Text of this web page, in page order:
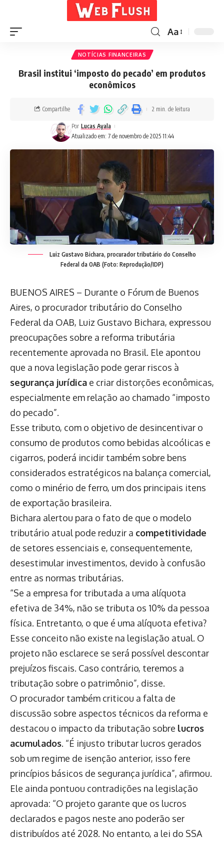
Aa
NOTÍCIAS FINANCEIRAS
Brasil institui ‘imposto do pecado’ em produtos
econômicos
Atualizado em: 7 de novembro de 2025 11:44
Por Lucas Ayala
Compartilhe 2 min. de leitura
Luiz Gustavo Bichara, procurador tributário do Conselho
Federal da OAB (Foto: Reprodução/IDP)
BUENOS AIRES – Durante o Fórum de Buenos
Aires, o procurador tributário do Conselho
Federal da OAB, Luiz Gustavo Bichara, expressou
preocupações sobre a reforma tributária
recentemente aprovada no Brasil. Ele apontou
que a nova legislação pode gerar riscos à
segurança jurídica e criar distorções econômicas,
especialmente em relação ao chamado “imposto
do pecado”.
Esse tributo, com o objetivo de desincentivar o
consumo de produtos como bebidas alcoólicas e
cigarros, poderá incidir também sobre bens
considerados estratégicos na balança comercial,
como o minério de ferro, um dos principais itens
de exportação brasileira.
Bichara alertou para o fato de que o modelo
tributário atual pode reduzir a competitividade
de setores essenciais e, consequentemente,
desestimular investimentos, devido à confusão
entre as normas tributárias.
“Se a empresa for tributada a uma alíquota
efetiva de 34%, não se tributa os 10% da pessoa
física. Entretanto, o que é uma alíquota efetiva?
Esse conceito não existe na legislação atual. O
projeto não esclarece se será possível descontar
prejuízos fiscais. Caso contrário, teremos a
tributação sobre o patrimônio”, disse.
O procurador também criticou a falta de
discussão sobre aspectos técnicos da reforma e
destacou o impacto da tributação sobre lucros
acumulados. “É injusto tributar lucros gerados
sob um regime de isenção anterior, isso fere
princípios básicos de segurança jurídica”, afirmou.
Ele ainda pontuou contradições na legislação
aprovada: “O projeto garante que os lucros
declarados e pagos neste ano poderão ser
distribuídos até 2028. No entanto, a lei do SSA